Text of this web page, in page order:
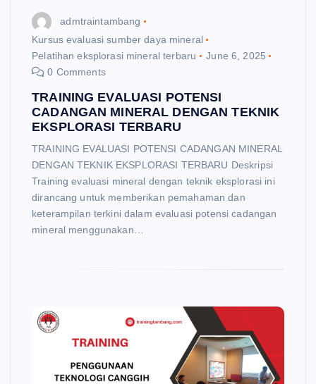
admtraintambang
Kursus evaluasi sumber daya mineral
Pelatihan eksplorasi mineral terbaru
June 6, 2025
0 Comments
TRAINING EVALUASI POTENSI
CADANGAN MINERAL DENGAN TEKNIK
EKSPLORASI TERBARU
TRAINING EVALUASI POTENSI CADANGAN MINERAL
DENGAN TEKNIK EKSPLORASI TERBARU Deskripsi
Training evaluasi mineral dengan teknik eksplorasi ini
dirancang untuk memberikan pemahaman dan
keterampilan terkini dalam evaluasi potensi cadangan
mineral menggunakan…